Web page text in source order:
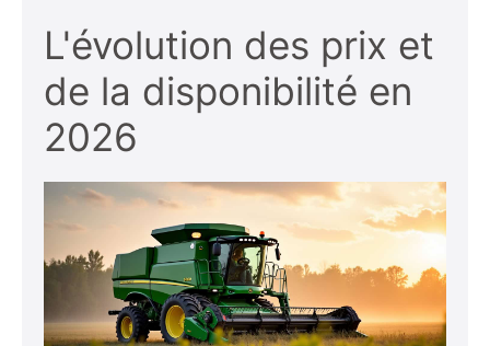
L'évolution des prix et
de la disponibilité en
2026